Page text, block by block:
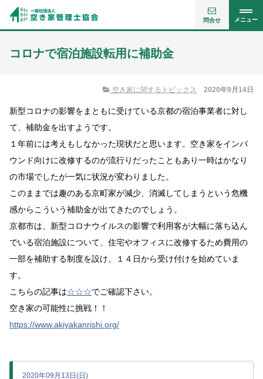
メニュー
問合せ
コロナで宿泊施設転用に補助金
空き家に関するトピックス 2020年9月14日
新型コロナの影響をまともに受けている京都の宿泊事業者に対し
て、補助金を出すようです。
１年前には考えもしなかった現状だと思います。空き家をインバ
ウンド向けに改修するのが流行りだったこともあり一時はかなり
の市場でしたが一気に状況が変わりました。
このままでは趣のある京町家が減少、消滅してしまうという危機
感からこういう補助金が出てきたのでしょう。
京都市は、新型コロナウイルスの影響で利用客が大幅に落ち込ん
でいる宿泊施設について、住宅やオフィスに改修するため費用の
一部を補助する制度を設け、１４日から受け付けを始めていま
す。
こちらの記事は☆☆☆でご確認下さい。
空き家の可能性に挑戦！！
https://www.akiyakanrishi.org/
2020年09月13日(日)